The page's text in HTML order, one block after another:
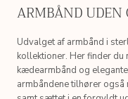
ARMBÅND
Udvalget af armbånd i
kollektioner. Her finder
kædearmbånd og
armbåndene tilhører